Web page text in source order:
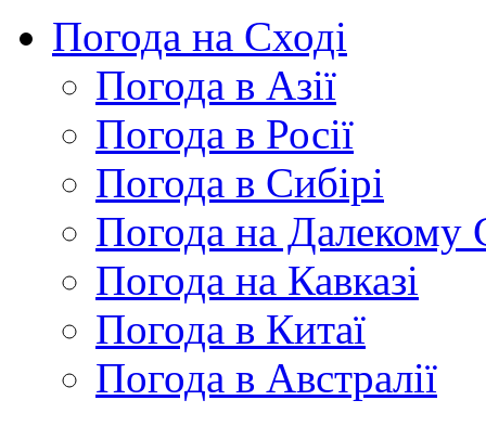
Погода на Сході
Погода в Азії
Погода в Росії
Погода в Сибірі
Погода на Далекому
Погода на Кавказі
Погода в Китаї
Погода в Австралії